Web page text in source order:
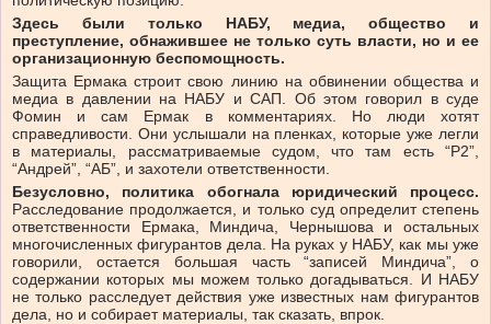
Здесь
были только НАБУ, медиа, общество
и
преступление, обнажившее не только суть власти, но и ее
организационную беспомощность.
Защита Ермака строит свою линию на обвинении общества и
медиа в давлении на НАБУ и САП. Об этом говорил в суде
Фомин и сам Ермак в комментариях. Но люди хотят
справедливости. Они услышали на пленках, которые уже легли
в материалы, рассматриваемые судом, что там есть “Р2”,
“Андрей”, “АБ”, и захотели ответственности.
Безусловно,
политика обогнала юридический
процесс.
Расследование продолжается, и только суд определит степень
ответственности Ермака, Миндича, Чернышова и остальных
многочисленных фигурантов дела. На руках у НАБУ, как мы уже
говорили, остается большая часть “записей Миндича”, о
содержании которых мы можем только догадываться. И НАБУ
не только расследует действия уже известных нам фигурантов
дела, но и собирает материалы, так сказать, впрок.